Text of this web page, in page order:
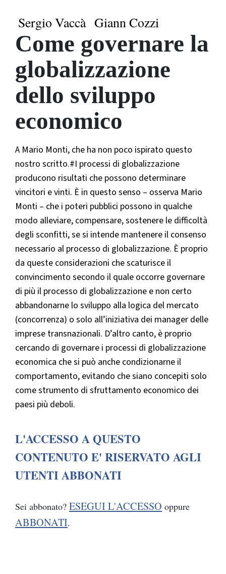
Sergio Vaccà Giann Cozzi
Come governare la
globalizzazione
dello sviluppo
economico
A Mario Monti, che ha non poco ispirato questo
nostro scritto.#I processi di globalizzazione
producono risultati che possono determinare
vincitori e vinti. È in questo senso – osserva Mario
Monti – che i poteri pubblici possono in qualche
modo alleviare, compensare, sostenere le difficoltà
degli sconfitti, se si intende mantenere il consenso
necessario al processo di globalizzazione. È proprio
da queste considerazioni che scaturisce il
convincimento secondo il quale occorre governare
di più il processo di globalizzazione e non certo
abbandonarne lo sviluppo alla logica del mercato
(concorrenza) o solo all’iniziativa dei manager delle
imprese transnazionali. D’altro canto, è proprio
cercando di governare i processi di globalizzazione
economica che si può anche condizionarne il
comportamento, evitando che siano concepiti solo
come strumento di sfruttamento economico dei
paesi più deboli.
L'ACCESSO A QUESTO
CONTENUTO E' RISERVATO AGLI
UTENTI ABBONATI
Sei abbonato? ESEGUI L'ACCESSO oppure
ABBONATI.